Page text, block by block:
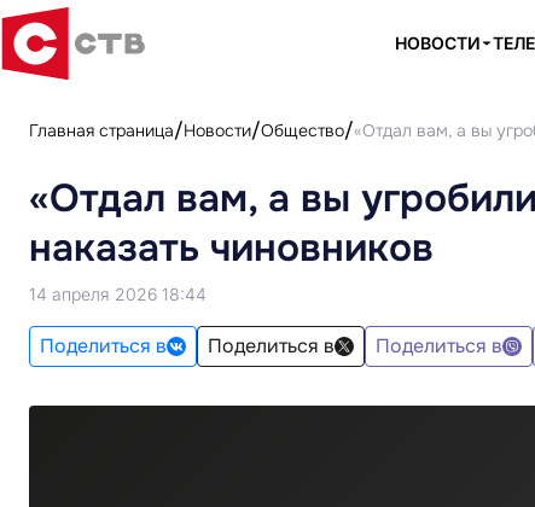
НОВОСТИ
Главная страница Новости Общество «Отдал вам, а вы
«Отдал вам, а вы
наказать чиновников
14 апреля 2026 18:44
Поделиться в Поделиться в Поделиться в